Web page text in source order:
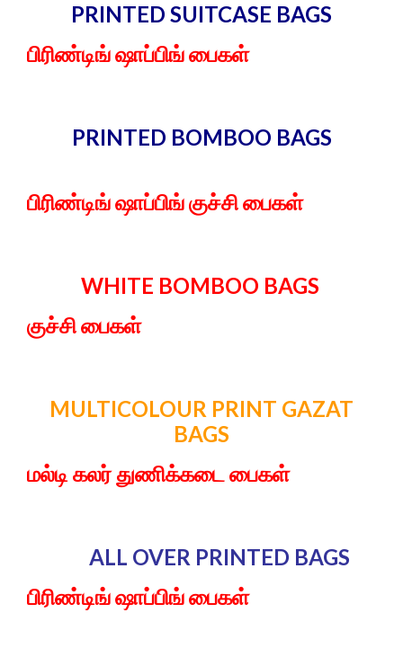
PRINTED SUITCASE BAGS
பிரிண்டிங் ஷாப்பிங் பைகள்
PRINTED BOMBOO BAGS
பிரிண்டிங் ஷாப்பிங் குச்சி பைகள்
WHITE BOMBOO BAGS
குச்சி பைகள்
MULTICOLOUR PRINT GAZAT
BAGS
மல்டி கலர் துணிக்கடை பைகள்
ALL OVER PRINTED BAGS
பிரிண்டிங் ஷாப்பிங் பைகள்